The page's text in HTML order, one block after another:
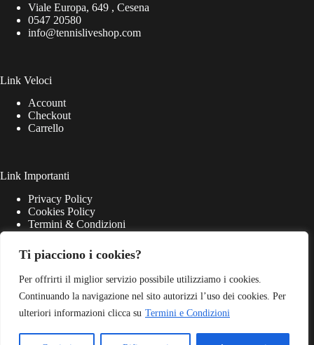
Ti piacciono i cookies?
Per offrirti il miglior servizio possibile utilizziamo i cookies.
Continuando la navigazione nel sito autorizzi l’uso dei cookies. Per
ulteriori informazioni clicca su Termini e Condizioni
Viale Europa, 649 , Cesena
0547 20580
info@tennisliveshop.com
Link Veloci
Account
Checkout
Carrello
Link Importanti
Privacy Policy
Cookies Policy
Termini & Condizioni